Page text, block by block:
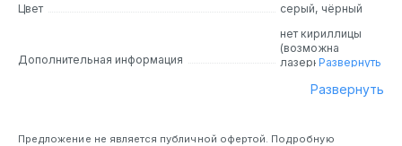
Цвет
серый, чёрный
Дополнительная информация
нет кириллицы
(возможна
лазернаяРазвернуть
Развернуть
Предложение не является публичной офертой. Подробную